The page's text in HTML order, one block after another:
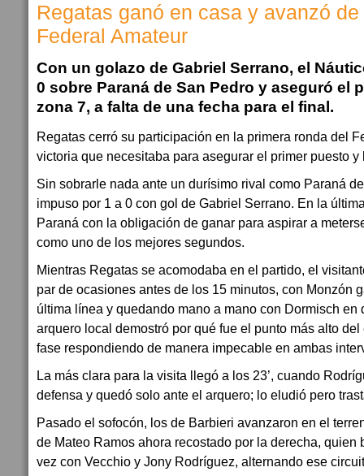
Regatas ganó en casa y avanzó
Federal Amateur
Con un golazo de Gabriel Serrano, el
0 sobre Paraná de San Pedro y aseguró el
zona 7, a falta de una fecha para el final.
Regatas cerró su participación en la primera ronda del
victoria que necesitaba para asegurar el primer puesto
Sin sobrarle nada ante un durísimo rival como Paraná
impuso por 1 a 0 con gol de Gabriel Serrano. En la
Paraná con la obligación de ganar para aspirar a
como uno de los mejores segundos.
Mientras Regatas se acomodaba en el partido, el
par de ocasiones antes de los 15 minutos, con Monzón
última línea y quedando mano a mano con Dormisch en
arquero local demostró por qué fue el punto más alto
fase respondiendo de manera impecable en ambas
La más clara para la visita llegó a los 23’, cuando
defensa y quedó solo ante el arquero; lo eludió pero
Pasado el sofocón, los de Barbieri avanzaron en el
de Mateo Ramos ahora recostado por la derecha, quien
vez con Vecchio y Jony Rodríguez, alternando ese